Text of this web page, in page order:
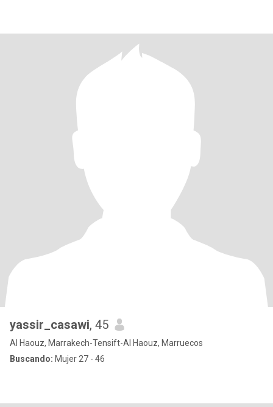
yassir_casawi, 45
Al Haouz, Marrakech-Tensift-Al Haouz, Marruecos
Buscando: Mujer 27 - 46